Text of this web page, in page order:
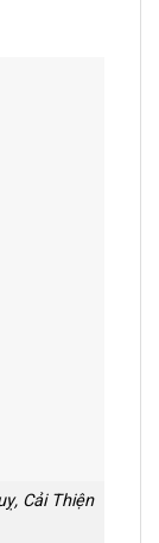
Cải Thiện